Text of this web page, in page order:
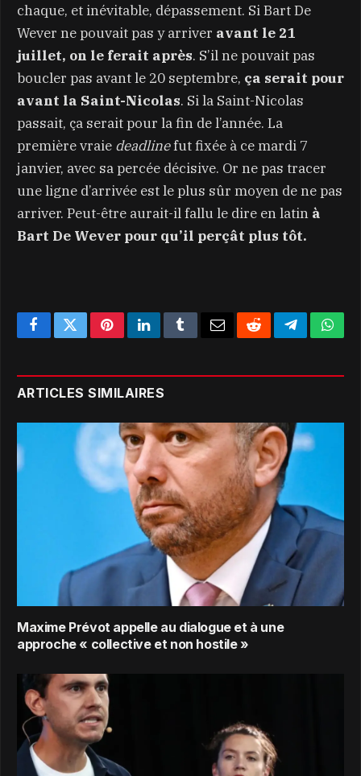
chaque, et inévitable, dépassement. Si Bart De
Wever ne pouvait pas y arriver avant le 21
juillet, on le ferait après. S’il ne pouvait pas
boucler pas avant le 20 septembre, ça serait pour
avant la Saint-Nicolas. Si la Saint-Nicolas
passait, ça serait pour la fin de l’année. La
première vraie deadlinefut fixée à ce mardi 7
janvier, avec sa percée décisive. Or ne pas tracer
une ligne d’arrivée est le plus sûr moyen de ne pas
arriver. Peut-être aurait-il fallu le dire en latin à
Bart De Wever pour qu’il perçât plus tôt.
FacebookTwitterPinterestLinkedInTumblr EmailRedditTelegram
ARTICLES SIMILAIRES
Maxime Prévot appelle au dialogue et à une
approche « collective et non hostile »